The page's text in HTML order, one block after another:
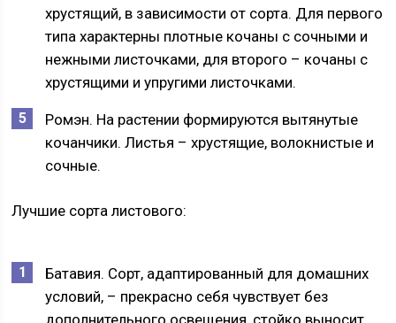
хрустящий, в зависимости от сорта. Для первого
типа характерны плотные кочаны с сочными и
нежными листочками, для второго – кочаны с
хрустящими и упругими листочками.
Ромэн. На растении формируются вытянутые
кочанчики. Листья – хрустящие, волокнистые и
сочные.
Лучшие сорта листового:
Батавия. Сорт, адаптированный для домашних
условий, – прекрасно себя чувствует без
дополнительного освещения, стойко выносит